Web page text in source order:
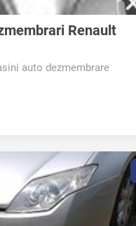
Renault
auto dezmembrare